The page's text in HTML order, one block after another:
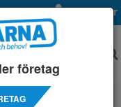
Mina sidor
företag